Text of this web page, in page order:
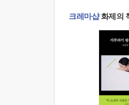
크레마샵화제의